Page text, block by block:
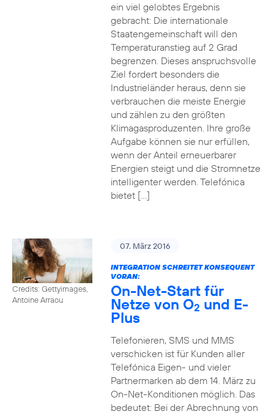
ein viel gelobtes Ergebnis
gebracht: Die internationale
Staatengemeinschaft will den
Temperaturanstieg auf 2 Grad
begrenzen. Dieses anspruchsvolle
Ziel fordert besonders die
Industrieländer heraus, denn sie
verbrauchen die meiste Energie
und zählen zu den größten
Klimagasproduzenten. Ihre große
Aufgabe können sie nur erfüllen,
wenn der Anteil erneuerbarer
Energien steigt und die Stromnetze
intelligenter werden. Telefónica
bietet […]
Credits: Gettyimages,
Antoine Arraou
07. März 2016
INTEGRATION SCHREITET KONSEQUENT
VORAN:
On-Net-Start für
Netze von O2 und E-
Plus
Telefonieren, SMS und MMS
verschicken ist für Kunden aller
Telefónica Eigen- und vieler
Partnermarken ab dem 14. März zu
On-Net-Konditionen möglich. Das
bedeutet: Bei der Abrechnung von